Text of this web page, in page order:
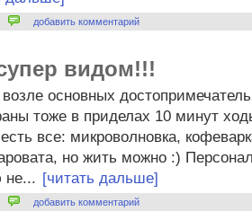
добавить комментарий
видом!!!
основных
тоже в приделах 10 минут
все: микроволновка,
но жить можно :)
не... [читать дальше]
добавить комментарий